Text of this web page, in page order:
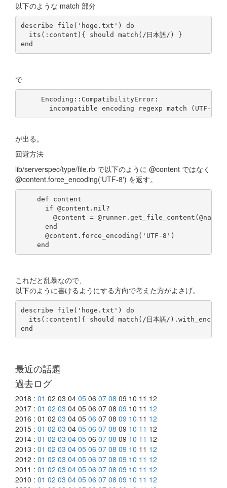
以下のような match 部分
describe file('hoge.txt') do
  its(:content){ should match(/日本語/) }
で
     Encoding::CompatibilityError:
が出る。
回避方法
lib/serverspec/type/file.rb で以下のように @content ではなく
@content.force_encoding('UTF-8') を返す。
    def content
      if @content.nil?
@content =
      end
      @content.force_encoding('UTF-8')
これだと乱暴なので、
以下のように書けるようにする方向で考えた方がよさげ。
describe file('hoge.txt') do
its(:content){ should match(/日本語/
最近の話題
過去ログ
2018 : 01 02 03 04 05 06 07 08 09 10 11 12
2017 : 01 02 03 04 05 06 07 08 09 10 11 12
2016 : 01 02 03 04 05 06 07 08 09 10 11 12
2015 : 01 02 03 04 05 06 07 08 09 10 11 12
2014 : 01 02 03 04 05 06 07 08 09 10 11 12
2013 : 01 02 03 04 05 06 07 08 09 10 11 12
2012 : 01 02 03 04 05 06 07 08 09 10 11 12
2011 : 01 02 03 04 05 06 07 08 09 10 11 12
2010 : 01 02 03 04 05 06 07 08 09 10 11 12